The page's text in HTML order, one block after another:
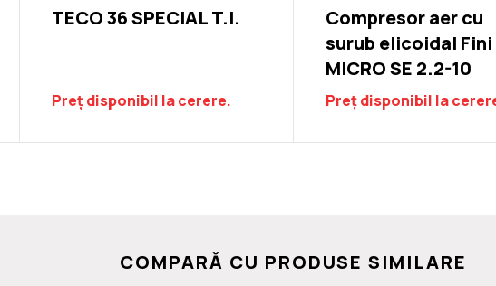
TECO 36 SPECIAL T.I.
Preț disponibil la cerere.
Compresor aer cu
surub elicoidal Fini
MICRO SE 2.2-10
Preț disponibil la
COMPARĂ CU PRODUSE SIMILARE